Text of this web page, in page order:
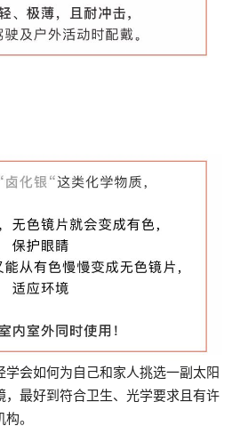
会如何为自己和家人挑选一副太阳
，最好到符合卫生、光学要求且有许
。